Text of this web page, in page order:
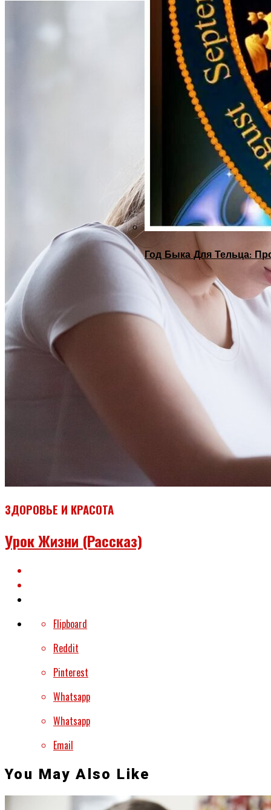
Год Быка Для Тельца:
ЗДОРОВЬЕ И КРАСОТА
Урок Жизни (рассказ)
Flipboard
Reddit
Pinterest
Whatsapp
Whatsapp
Email
You May Also Like